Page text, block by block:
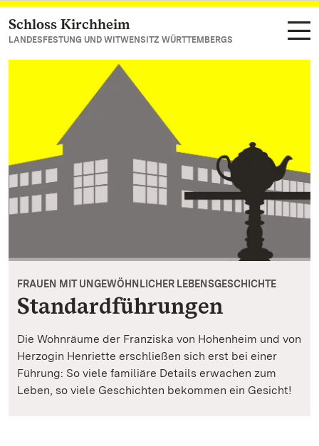
Zum Hauptinhalt springen
Schloss Kirchheim
LANDESFESTUNG UND WITWENSITZ WÜRTTEMBERGS
FRAUEN MIT UNGEWÖHNLICHER LEBENSGESCHICHTE
Standardführungen
Die Wohnräume der Franziska von Hohenheim und von
Herzogin Henriette erschließen sich erst bei einer
Führung: So viele familiäre Details erwachen zum
Leben, so viele Geschichten bekommen ein Gesicht!